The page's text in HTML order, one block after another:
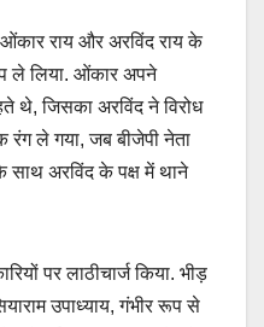
ओंकार राय और अरविंद राय के
ले लिया. ओंकार अपने
थे, जिसका अरविंद ने विरोध
रंग ले गया, जब बीजेपी नेता
साथ अरविंद के पक्ष में थाने
पर लाठीचार्ज किया. भीड़
उपाध्याय, गंभीर रूप से